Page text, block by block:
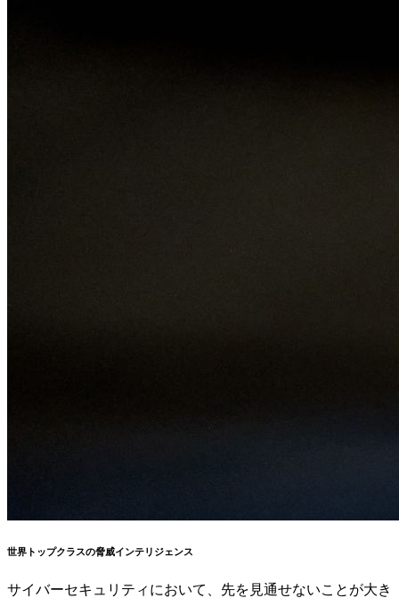
世界トップクラスの脅威インテリジェンス
サイバーセキュリティにおいて、先を見通せないことが大き